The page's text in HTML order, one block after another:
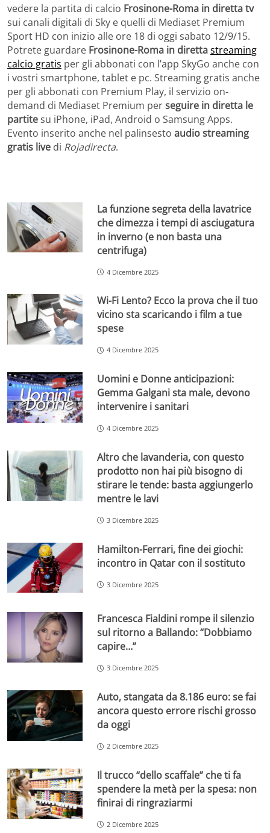
vedere la partita di calcio Frosinone-Roma in diretta tv
sui canali digitali di Sky e quelli di Mediaset Premium
Sport HD con inizio alle ore 18 di oggi sabato 12/9/15.
Potrete guardare Frosinone-Roma in direttastreaming
calcio gratis per gli abbonati con l’app SkyGo anche con
i vostri smartphone, tablet e pc. Streaming gratis anche
per gli abbonati con Premium Play, il servizio on-
demand di Mediaset Premium perseguire in diretta le
partitesu iPhone, iPad, Android o Samsung Apps.
Evento inserito anche nel palinsesto audio streaming
gratis live di Rojadirecta.
La funzione segreta della lavatrice
che dimezza i tempi di asciugatura
in inverno (e non basta una
centrifuga)
4 Dicembre 2025
Wi-Fi Lento? Ecco la prova che il tuo
vicino sta scaricando i film a tue
spese
4 Dicembre 2025
Uomini e Donne anticipazioni:
Gemma Galgani sta male, devono
intervenire i sanitari
4 Dicembre 2025
Altro che lavanderia, con questo
prodotto non hai più bisogno di
stirare le tende: basta aggiungerlo
mentre le lavi
3 Dicembre 2025
Hamilton-Ferrari, fine dei giochi:
incontro in Qatar con il sostituto
3 Dicembre 2025
Francesca Fialdini rompe il silenzio
sul ritorno a Ballando: “Dobbiamo
capire…”
3 Dicembre 2025
Auto, stangata da 8.186 euro: se fai
ancora questo errore rischi grosso
da oggi
2 Dicembre 2025
Il trucco “dello scaffale” che ti fa
spendere la metà per la spesa: non
finirai di ringraziarmi
2 Dicembre 2025